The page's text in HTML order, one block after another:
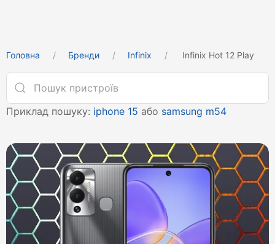
Головна Бренди Infinix Infinix Hot 12 Play
Приклад пошуку: iphone 15 або samsung m54